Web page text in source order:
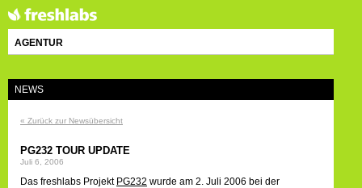
AGENTUR
NEWS
« Zurück zur Newsübersicht
PG232 TOUR UPDATE
Juli 6, 2006
Das freshlabs Projekt PG232 wurde am 2. Juli 2006 bei der